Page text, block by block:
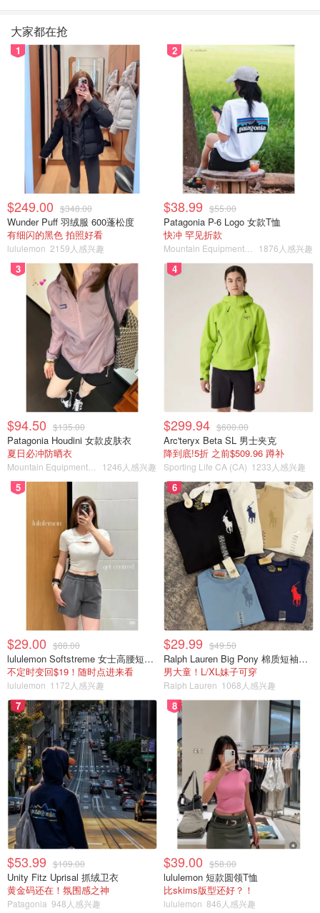
这对我们来说都是最好的选择。我们的钱花得值，而且花得
更多。我看到我们的家庭在这所房子里成长，我无法想象我
们会离开它，至少在孩子们高中毕业之前。我们拥有所需的
一切。
大家都在抢
1
$249.00 $348.00
Wunder Puff 羽绒服 600蓬松度
有细闪的黑色 拍照好看
lululemon 2159人感兴趣
2
$38.99 $55.00
Patagonia P-6 Logo 女款T恤
快冲 罕见折款
1876人感兴趣
3
$94.50 $135.00
Patagonia Houdini 女款皮肤衣
夏日必冲防晒衣
1246人感兴趣
4
$299.94 $600.00
Arc'teryx Beta SL 男士夹克
降到底!5折 之前$509.96 蹲补
Sporting Life CA (CA) 1233人感兴趣
5
$29.00 $88.00
lululemon Softstreme 女士高腰短裤 10cm
不定时变回$19！随时点进来看
lululemon 1172人感兴趣
6
$29.99 $49.50
Ralph Lauren Big Pony 棉质短袖T恤
男大童！L/XL妹子可穿
Ralph Lauren 1068人感兴趣
7
$53.99 $109.00
Unity Fitz Uprisal 抓绒卫衣
黄金码还在！氛围感之神
Patagonia 948人感兴趣
8
$39.00 $58.00
lululemon 短款圆领T恤
比skims版型还好？！
lululemon 846人感兴趣